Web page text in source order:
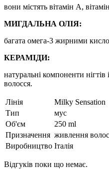
вони містять вітамін A,
МИГДАЛЬНА ОЛІЯ:
багата омега-3 жирними
КЕРАМІДИ:
натуральні компоненти
волосся.
Лінія
Milky Sensation
Тип
мус
Об'єм
250 ml
Призначення живлення
Виробництво Італія
Відгуків поки що немає.